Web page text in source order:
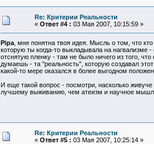
Re: Критерии Реальности
« Ответ #4 : 03 Мая 2007, 10:15:59 »
Pipa, мне понятна твоя идея. Мысль о том, что
которую ты когда-то выкладывала на нагвализме
отснятую пленку - там не было ничего из того,
думаешь - та "реальность", которую создавал
какой-то мере оказался в более выгодном
И еще такой вопрос - посмотри, насколько
лучшему выживанию, чем атеизм и научное
Re: Критерии Реальности
« Ответ #5 : 03 Мая 2007, 10:25:14 »